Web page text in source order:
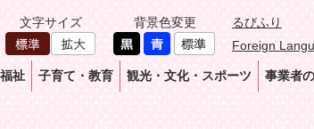
文字サイズ 背景色変更
るびふり
Foreign
祉 子育て・教育 観光・文化・スポーツ 事業者